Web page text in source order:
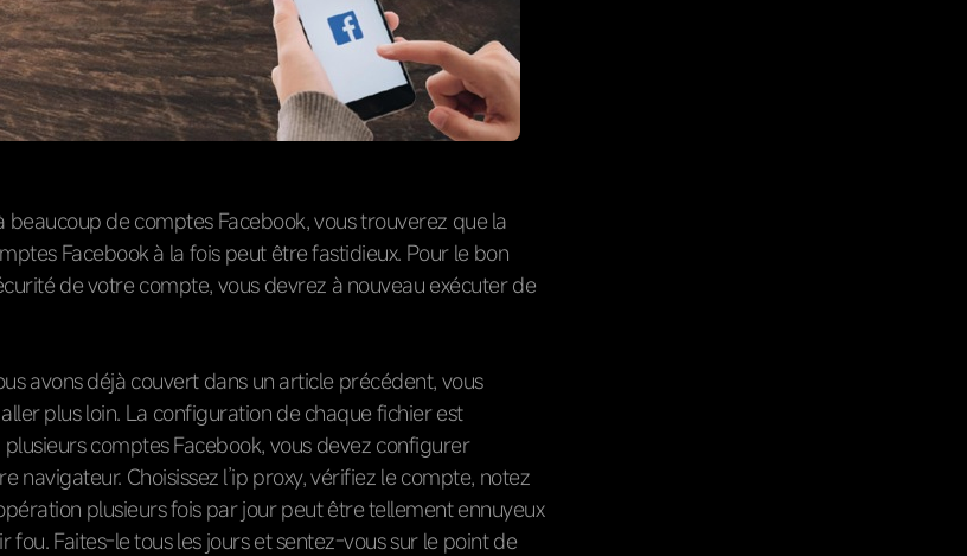
beaucoup de comptes Facebook, vous trouverez que la
Facebook à la fois peut être fastidieux. Pour le bon
de votre compte, vous devrez à nouveau exécuter de
avons déjà couvert dans un article précédent, vous
plus loin. La configuration de chaque fichier est
plusieurs comptes Facebook, vous devez configurer
navigateur. Choisissez l’ip proxy, vérifiez le compte, notez
plusieurs fois par jour peut être tellement ennuyeux
fou. Faites-le tous les jours et sentez-vous sur le point de